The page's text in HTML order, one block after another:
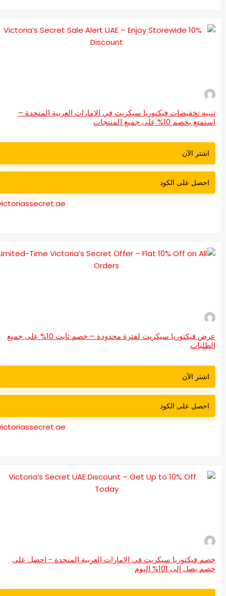
تخفيضات فيكتوريا سيكريت في الإمارات العربية المتحدة –
بخصم 10% على جميع المنتجات
اشتر الآن
احصل على الكود
victoriassecret.ae
عرض فيكتوريا سيكريت لفترة محدودة – خصم ثابت 10% على جميع
اشتر الآن
احصل على الكود
victoriassecret.ae
فيكتوريا سيكريت في الإمارات العربية المتحدة - احصل على
يصل إلى 101% اليوم